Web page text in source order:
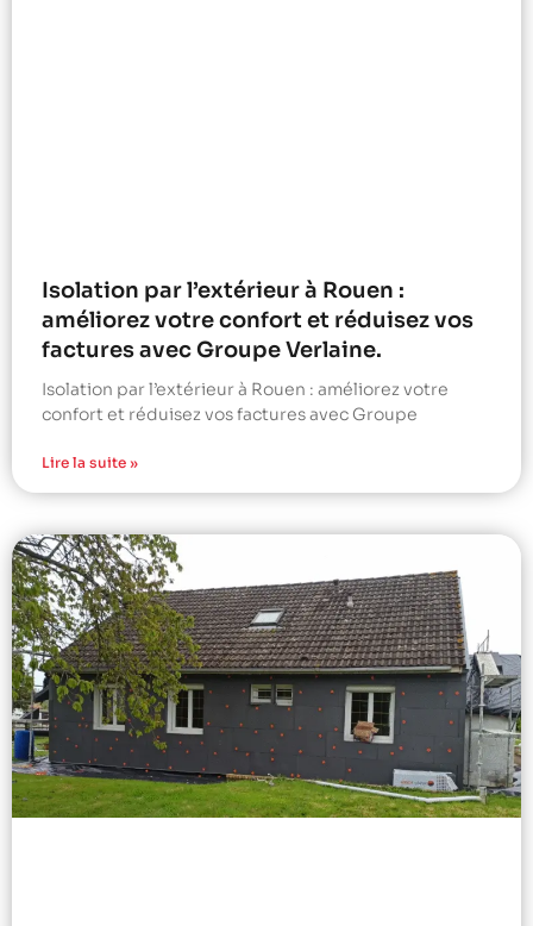
Isolation par l’extérieur à Rouen :
améliorez votre confort et réduisez vos
factures avec Groupe Verlaine.
Isolation par l’extérieur à Rouen : améliorez votre
confort et réduisez vos factures avec Groupe
Lire la suite »